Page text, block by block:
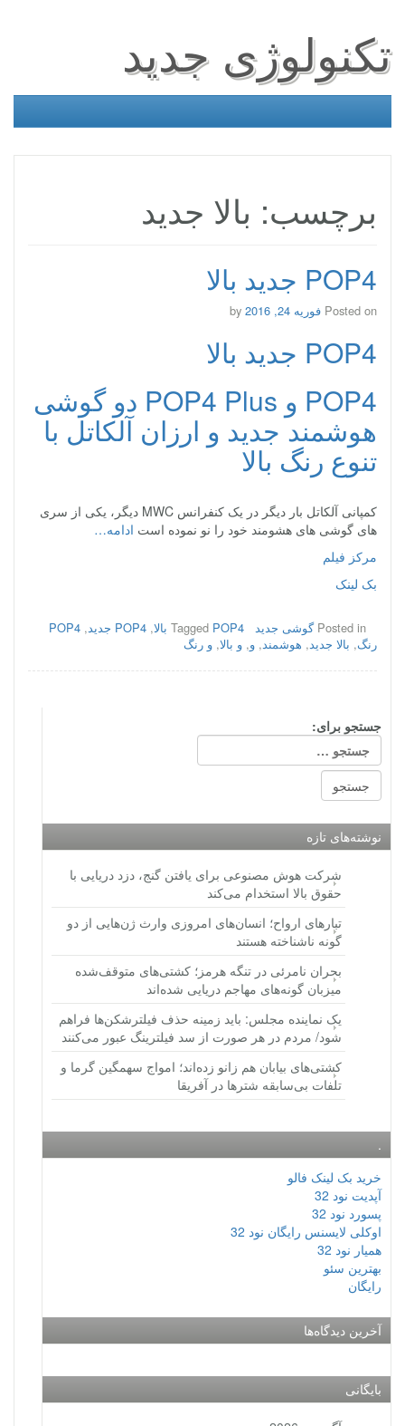
تکنولوژی جدید
برچسب: بالا جدید
POP4 جدید بالا
Posted on فوریه 24, 2016
POP4 جدید بالا
POP4 و POP4 Plus دو گوشی
هوشمند جدید و ارزان آلکاتل با
تنوع رنگ بالا
کمپانی آلکاتل بار دیگر در یک کنفرانس MWC دیگر، یکی از سری
های گوشی های هشومند خود را نو نموده است ادامه…
مرکز فیلم
بک لینک
Posted in گوشی جدید Tagged POP4 بالا , POP4 جدید ,
POP4
رنگ, بالا جدید, هوشمند, و, و بالا, و رنگ
جستجو برای:
نوشته‌های تازه
شرکت هوش مصنوعی برای یافتن گنج، دزد دریایی با
حقوق بالا استخدام می‌کند
تبارهای ارواح؛ انسان‌های امروزی وارث ژن‌هایی از دو
گونه ناشناخته هستند
بحران نامرئی در تنگه هرمز؛ کشتی‌های متوقف‌شده
میزبان گونه‌های مهاجم دریایی شده‌اند
یک نماینده مجلس: باید زمینه حذف فیلترشکن‌ها فراهم
شود/ مردم در هر صورت از سد فیلترینگ عبور می‌کنند
کشتی‌های بیابان هم زانو زده‌اند؛ امواج سهمگین گرما و
تلفات بی‌سابقه شترها در آفریقا
.
خرید بک لینک فالو
آپدیت نود 32
پسورد نود 32
اوکلی لایسنس رایگان نود 32
همیار نود 32
بهترین سئو
رایگان
آخرین دیدگاه‌ها
بایگانی